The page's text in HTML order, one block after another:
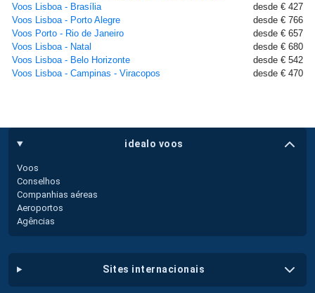
Voos Lisboa - Brasília
desde € 427
Voos Lisboa - Porto Alegre
desde € 766
Voos Porto - Rio de Janeiro
desde € 657
Voos Lisboa - Natal
desde € 680
Voos Lisboa - Belo Horizonte
desde € 542
Voos Lisboa - Campinas - Viracopos
desde € 470
idealo voos
Voos
Conselhos
Companhias aéreas
Aeroportos
Agências
sites internacionais